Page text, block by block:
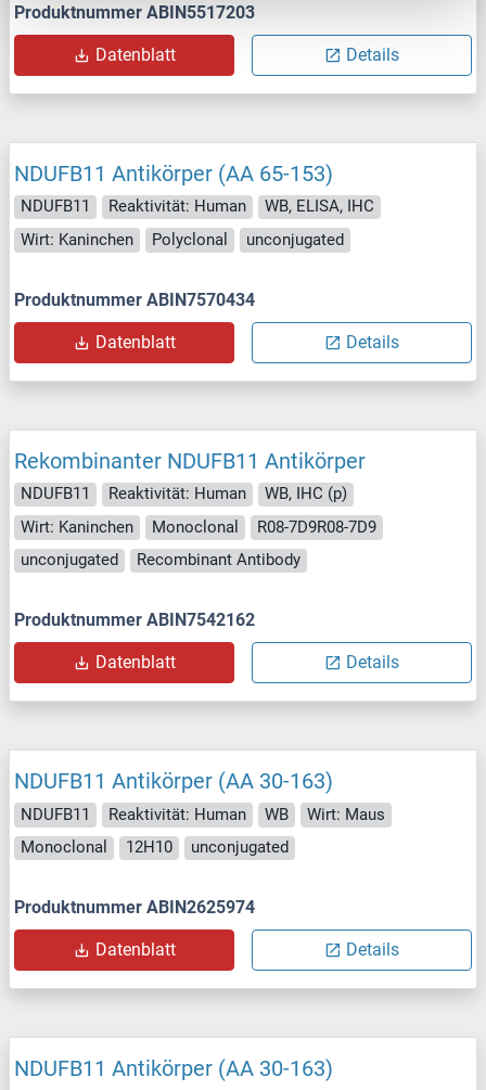
Produktnummer ABIN5517203
Datenblatt Details
NDUFB11 Antikörper (AA 65-153)
NDUFB11 Reaktivität: Human
WB, ELISA, IHC
Wirt: Kaninchen
Polyclonal unconjugated
Produktnummer ABIN7570434
Datenblatt Details
Rekombinanter NDUFB11 Antikörper
NDUFB11 Reaktivität: Human
WB, IHC (p)
Wirt: Kaninchen
Monoclonal
R08-7D9R08-7D9
unconjugated
Recombinant Antibody
Produktnummer ABIN7542162
Datenblatt Details
NDUFB11 Antikörper (AA 30-163)
NDUFB11 Reaktivität: Human WB
Wirt: Maus
Monoclonal
12H10 unconjugated
Produktnummer ABIN2625974
Datenblatt Details
NDUFB11 Antikörper (AA 30-163)